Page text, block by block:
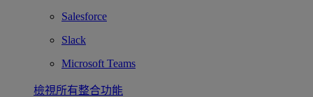
Salesforce
Slack
Microsoft Teams
檢視所有整合功能